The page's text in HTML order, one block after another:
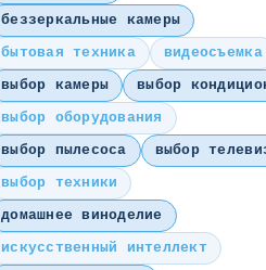
беззеркальные камеры
бытовая техника
видеосъемка
выбор камеры
выбор
выбор оборудования
выбор пылесоса
выбор
выбор техники
домашнее виноделие
искусственный интеллект